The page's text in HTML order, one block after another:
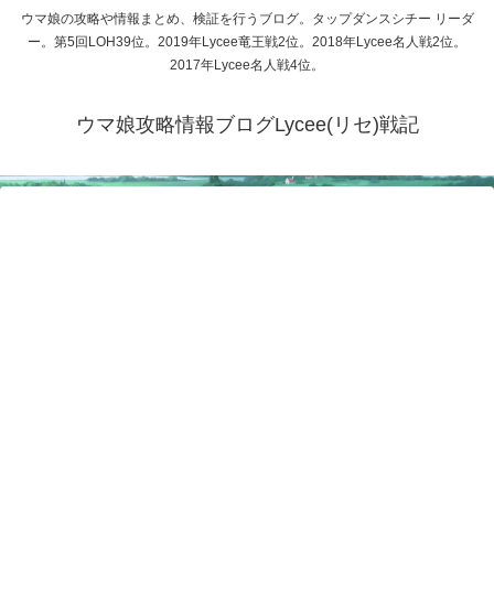
ウマ娘の攻略や情報まとめ、検証を行うブログ。タップダンスシチー リーダ
ー。第5回LOH39位。2019年Lycee竜王戦2位。2018年Lycee名人戦2位。
2017年Lycee名人戦4位。
ウマ娘攻略情報ブログLycee(リセ)戦記